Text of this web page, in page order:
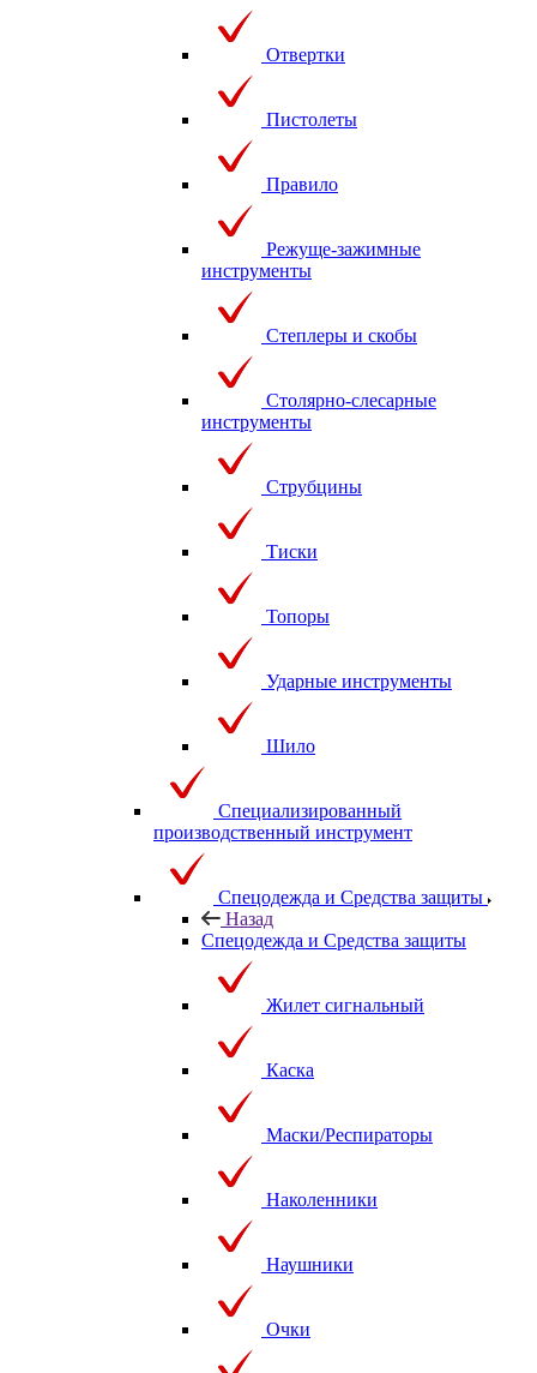
Отвертки
Пистолеты
Правило
Режуще-зажимные
инструменты
Степлеры и скобы
Столярно-слесарные
инструменты
Струбцины
Тиски
Топоры
Ударные инструменты
Шило
Специализированный
производственный инструмент
Спецодежда и Средства защиты
Назад
Спецодежда и Средства защиты
Жилет сигнальный
Каска
Маски/Респираторы
Наколенники
Наушники
Очки